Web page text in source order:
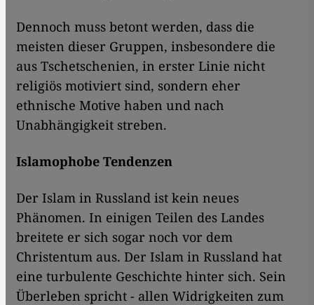
Dennoch muss betont werden, dass die
meisten dieser Gruppen, insbesondere die
aus Tschetschenien, in erster Linie nicht
religiös motiviert sind, sondern eher
ethnische Motive haben und nach
Unabhängigkeit streben.
Islamophobe Tendenzen
Der Islam in Russland ist kein neues
Phänomen. In einigen Teilen des Landes
breitete er sich sogar noch vor dem
Christentum aus. Der Islam in Russland hat
eine turbulente Geschichte hinter sich. Sein
Überleben spricht - allen Widrigkeiten zum